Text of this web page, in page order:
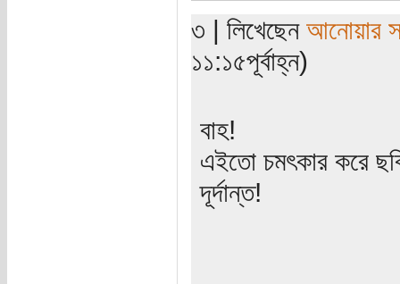
৩ | লিখেছেন আনোয়ার
১১:১৫পূর্বাহ্ন)
বাহ!
এইতো চমৎকার করে
দূর্দান্ত!